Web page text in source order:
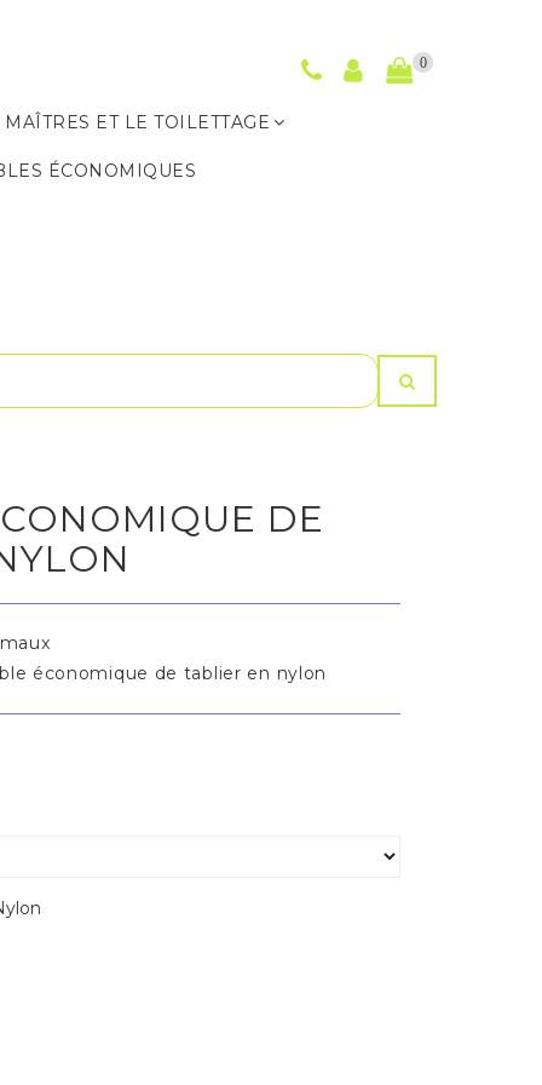
0
ET LE TOILETTAGE
ÉCONOMIQUES
DE
économique de tablier en nylon